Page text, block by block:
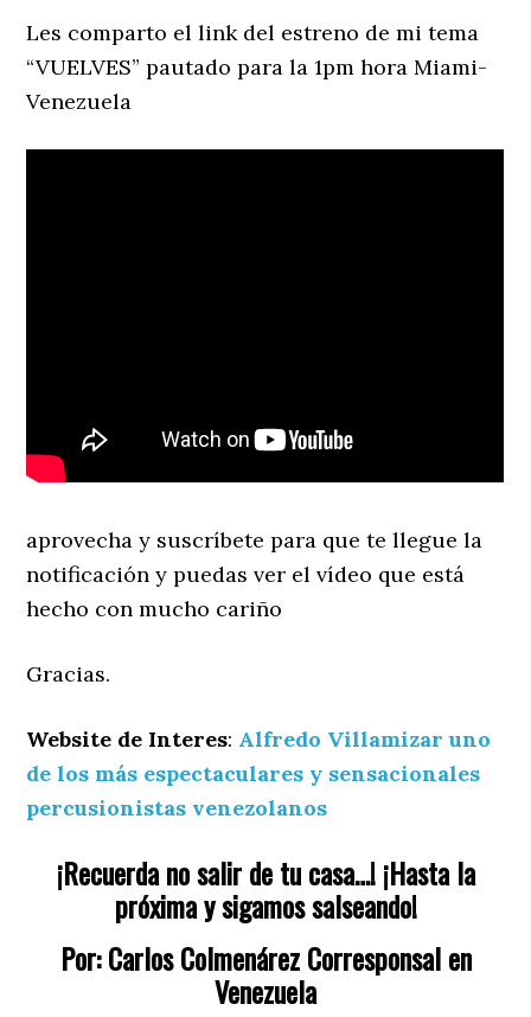
Les comparto el link del estreno de mi tema
“VUELVES” pautado para la 1pm hora Miami-
Venezuela
aprovecha y suscríbete para que te llegue la
notificación y puedas ver el vídeo que está
hecho con mucho cariño
Gracias.
Website de Interes: Alfredo Villamizar uno
de los más espectaculares y sensacionales
percusionistas venezolanos
¡Recuerda no salir de tu casa…! ¡Hasta la
próxima y sigamos salseando!
Por: Carlos Colmenárez Corresponsal en
Venezuela